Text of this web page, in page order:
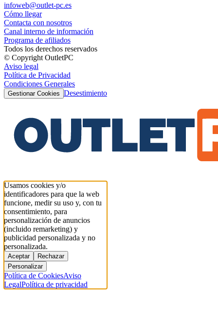
infoweb@outlet-pc.es
Cómo llegar
Contacta con nosotros
Canal interno de información
Programa de afiliados
Todos los derechos reservados
© Copyright OutletPC
Aviso legal
Política de Privacidad
Condiciones Generales
Gestionar Cookies Desestimiento
Usamos cookies y/o
identificadores para que la web
funcione, medir su uso y, con tu
consentimiento, para
personalización de anuncios
(incluido remarketing) y
publicidad personalizada y no
personalizada.
Aceptar
Rechazar
Personalizar
Política de CookiesAviso
LegalPolítica de privacidad